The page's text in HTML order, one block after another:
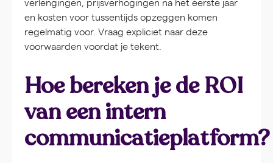
en kosten voor tussentijds opzeggen komen
regelmatig voor. Vraag expliciet naar deze
voorwaarden voordat je tekent.
Hoe bereken je de ROI
van een intern
communicatieplatform?